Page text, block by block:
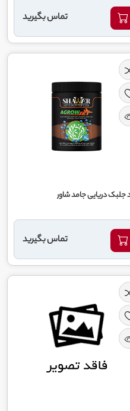
تماس بگیرید
جلبک دریایی جامد شاور
تماس بگیرید